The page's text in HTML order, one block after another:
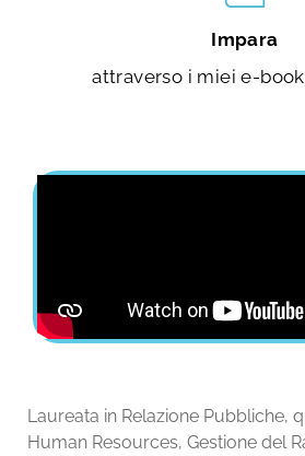
Impara
attraverso i miei e-
Laureata in Relazione Pubbliche,
Human Resources, Gestione del